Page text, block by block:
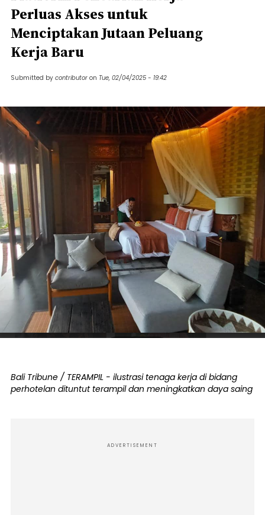
Perluas Akses untuk
Menciptakan Jutaan Peluang
Kerja Baru
Submitted by contributor on Tue, 02/04/2025 - 19:42
Bali Tribune / TERAMPIL - ilustrasi tenaga kerja di bidang
perhotelan dituntut terampil dan meningkatkan daya saing
ADVERTISEMENT